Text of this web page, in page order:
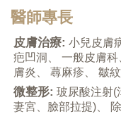
醫師專長
皮膚治療: 小兒皮膚
疤凹洞、 一般皮膚
膚炎、 蕁麻疹、 皺紋
微整形: 玻尿酸注射(
妻宮、臉部拉提)、